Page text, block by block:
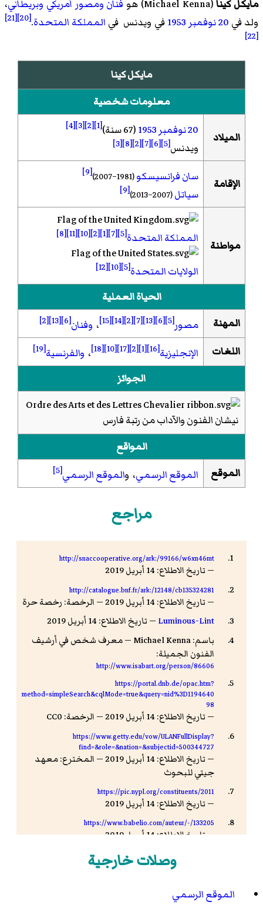
مايكل كينا(
Michael Kenna)‏ هو فنان ومصور أمريكي وبريطاني،
ولد في 20 نوفمبر 1953في ويدنس في المملكة المتحدة.
[20]
[21]
[22]
مايكل كينا
معلومات شخصية
الميلاد 20 نوفمبر 1953(67 سنة) [1]
[2]
[3]
[4]
ويدنس[5]
[6]
[7]
[2]
[8]
[3]
الإقامة سان فرانسيسكو(1981–2007)
[9]
سياتل(2007–2013)
[9]
مواطنة المملكة المتحدة[5]
[7]
[1]
[2]
[10]
[11]
[8]
الولايات المتحدة[5]
[10]
[12]
الحياة العملية
المهنة
مصور[5]
[6]
[13]
[7]
[2]
[14]
[15] ، وفنان[6]
[13]
[2]
اللغات الإنجليزية[16]
[1]
[2]
[17]
[10]
[18] ، والفرنسية[19]
الجوائز
نيشان الفنون والآداب من رتبة فارس
المواقع
الموقع
الموقع الرسمي، والموقع الرسمي[5]
مراجع
http://snaccooperative.org/ark:/99166/w6xn46mt
— تاريخ الاطلاع: 14 أبريل 2019
http://catalogue.bnf.fr/ark:/12148/cb135324281
— تاريخ الاطلاع: 14 أبريل 2019 — الرخصة: رخصة حرة
Luminous-Lint — تاريخ الاطلاع: 14 أبريل 2019
باسم: Michael Kenna — معرف شخص في أرشيف
الفنون الجميلة:
http://www.isabart.org/person/86606
https://portal.dnb.de/opac.htm?
method=simpleSearch&cqlMode=true&query=nid%3D1194640
98
— تاريخ الاطلاع: 14 أبريل 2019 — الرخصة: CC0
https://www.getty.edu/vow/ULANFullDisplay?
find=&role=&nation=&subjectid=500344727
— تاريخ الاطلاع: 14 أبريل 2019 — المخترع: معهد
جيتي للبحوث
https://pic.nypl.org/constituents/2011
— تاريخ الاطلاع: 14 أبريل 2019
https://www.babelio.com/auteur/-/133205
— تاريخ الاطلاع: 14 أبريل 2019
http://www.culture.gouv.fr/public/mistral/autor_fr?
— الناشر: المكتبة السمعية البصرية للهندسة
المعمارية والتراث
وصلات خارجية
الموقع الرسمي